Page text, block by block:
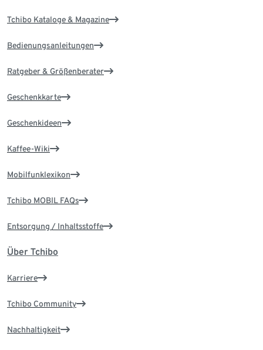
Tchibo Kataloge & Magazine
Bedienungsanleitungen
Ratgeber & Größenberater
Geschenkkarte
Geschenkideen
Kaffee-Wiki
Mobilfunklexikon
Tchibo MOBIL FAQs
Entsorgung / Inhaltsstoffe
Über Tchibo
Karriere
Tchibo Community
Nachhaltigkeit